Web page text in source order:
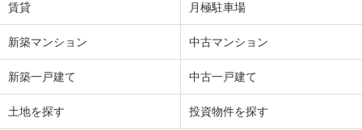
賃貸 月極駐車場
新築マンション 中古マンション
新築一戸建て 中古一戸建て
土地を探す 投資物件を探す